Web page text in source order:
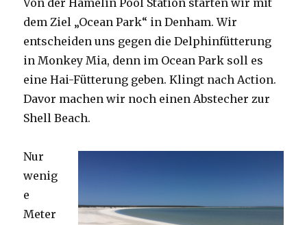
dem Ziel „Ocean Park“ in Denham. Wir
entscheiden uns gegen die Delphinfütterung
in Monkey Mia, denn im Ocean Park soll es
eine Hai-Fütterung geben. Klingt nach Action.
Davor machen wir noch einen Abstecher zur
Shell Beach.
Nur
wenig
e
Meter